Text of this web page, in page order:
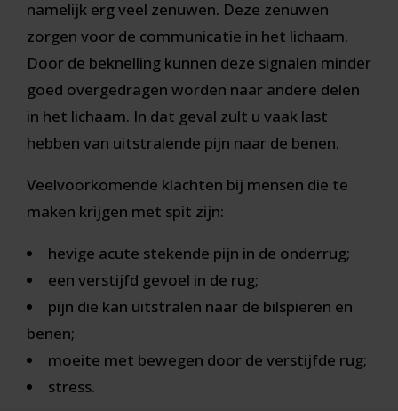
namelijk erg veel zenuwen. Deze zenuwen
zorgen voor de communicatie in het lichaam.
Door de beknelling kunnen deze signalen minder
goed overgedragen worden naar andere delen
in het lichaam. In dat geval zult u vaak last
hebben van uitstralende pijn naar de benen.
Veelvoorkomende klachten bij mensen die te
maken krijgen met spit zijn:
hevige acute stekende pijn in de onderrug;
een verstijfd gevoel in de rug;
pijn die kan uitstralen naar de bilspieren en
benen;
moeite met bewegen door de verstijfde rug;
stress.